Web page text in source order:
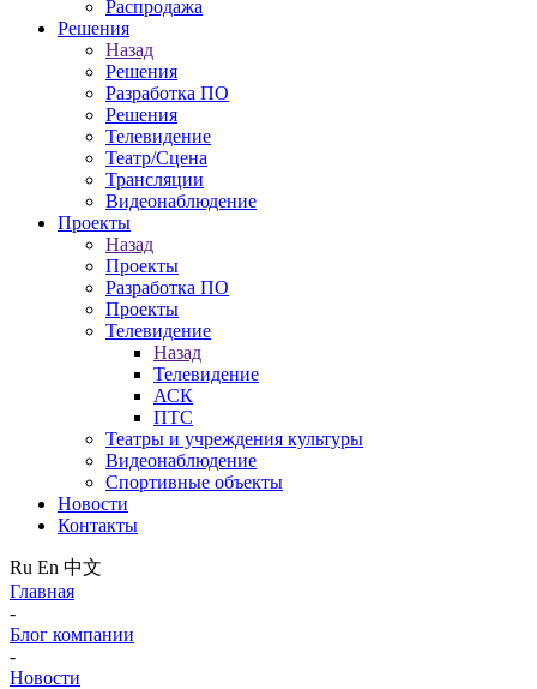
Распродажа
Решения
Назад
Решения
Разработка ПО
Решения
Телевидение
Театр/Сцена
Трансляции
Видеонаблюдение
Проекты
Назад
Проекты
Разработка ПО
Проекты
Телевидение
Назад
Телевидение
АСК
ПТС
Театры и учреждения культуры
Видеонаблюдение
Спортивные объекты
Новости
Контакты
Ru En 中文
Главная
-
Блог компании
-
Новости